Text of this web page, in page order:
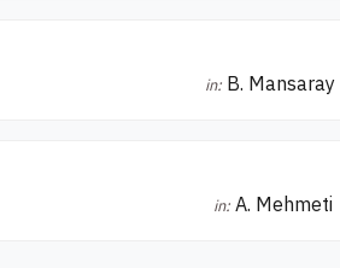
in: B. Mansaray
in: A. Mehmeti